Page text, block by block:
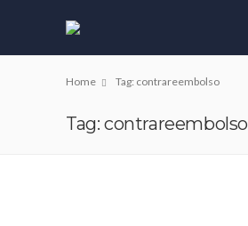
Home Tag: contrareembolso
Tag: contrareembolso